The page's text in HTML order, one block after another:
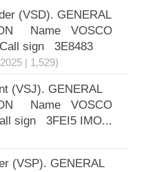
(VSD). GENERAL
Name VOSCO
sign 3E8483
| 1,529)
(VSJ). GENERAL
Name VOSCO
sign 3FEI5 IMO...
(VSP). GENERAL